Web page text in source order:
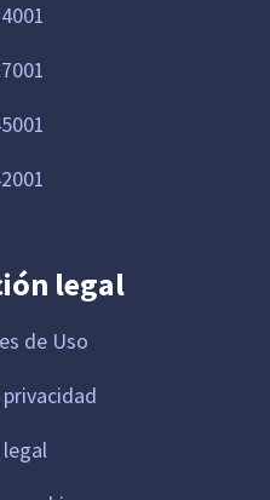
legal
de Uso